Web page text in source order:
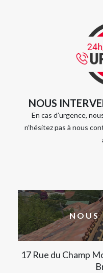
NOUS
En cas d’urgence,
n’hésitez pas à nous
NOUS
17 Rue du Champ